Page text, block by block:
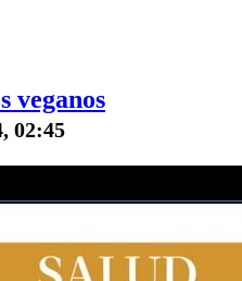
veganos
02:45